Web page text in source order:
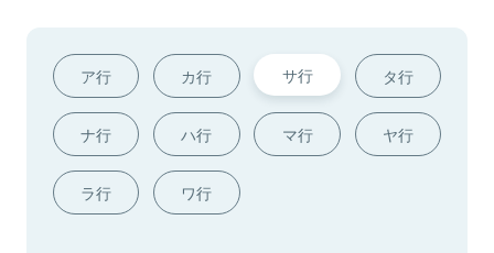
ア行 カ行 サ行 タ行
ナ行 ハ行 マ行 ヤ行
ラ行 ワ行